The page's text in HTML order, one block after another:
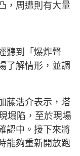
，周遭則有大量
聽到「爆炸聲
了解情形，並調
藤浩介表示，塔
塌陷，至於現場
認中。接下來將
能夠重新開放跑